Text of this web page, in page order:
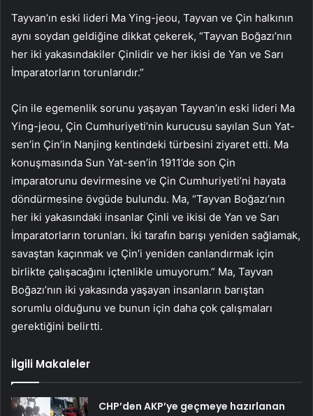
Tayvan’ın eski lideri Ma Ying-jeou, Tayvan ve Çin halkının
aynı soydan geldiğine dikkat çekerek, “Tayvan Boğazı’nın
her iki yakasındakiler Çinlidir ve her ikisi de Yan ve Sarı
İmparatorların torunlarıdır.”
Çin ile egemenlik sorunu yaşayan Tayvan’ın eski lideri Ma
Ying-jeou, Çin Cumhuriyeti’nin kurucusu sayılan Sun Yat-
sen’in Çin’in Nanjing kentindeki türbesini ziyaret etti. Ma
konuşmasında Sun Yat-sen’in 1911’de son Çin
imparatorunu devirmesine ve Çin Cumhuriyeti’ni hayata
döndürmesine övgüde bulundu. Ma, “Tayvan Boğazı’nın
her iki yakasındaki insanlar Çinli ve ikisi de Yan ve Sarı
İmparatorların torunları. İki tarafın barışı yeniden sağlamak,
savaştan kaçınmak ve Çin’i yeniden canlandırmak için
birlikte çalışacağını içtenlikle umuyorum.” Ma, Tayvan
Boğazı’nın iki yakasında yaşayan insanların barıştan
sorumlu olduğunu ve bunun için daha çok çalışmaları
gerektiğini belirtti.
İlgili Makaleler
CHP’den AKP’ye geçmeye hazırlanan